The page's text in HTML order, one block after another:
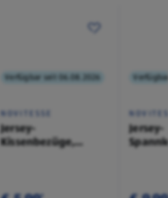
Verfügbar seit 06.08.2026
NOVITESSE
Jersey-
Kissenbezüge,
Jersey-